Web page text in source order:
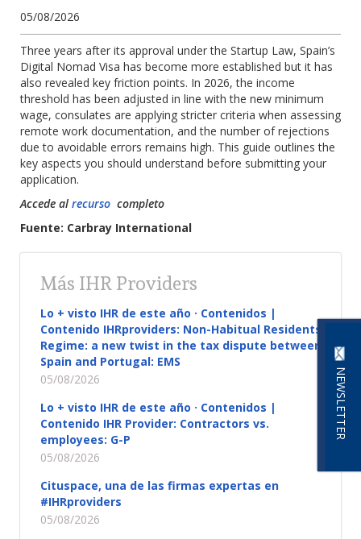
NEWSLETTER
05/08/2026
Three years after its approval under the Startup Law, Spain’s
Digital Nomad Visa has become more established but it has
also revealed key friction points. In 2026, the income
threshold has been adjusted in line with the new minimum
wage, consulates are applying stricter criteria when assessing
remote work documentation, and the number of rejections
due to avoidable errors remains high. This guide outlines the
key aspects you should understand before submitting your
application.
Accede al recurso completo
Fuente: Carbray International
Más IHR Providers
Lo + visto IHR de este año · Contenidos |
Contenido IHRproviders: Non-Habitual Residents
Regime: a new twist in the tax dispute between
Spain and Portugal: EMS
05/08/2026
Lo + visto IHR de este año · Contenidos |
Contenido IHR Provider: Contractors vs.
employees: G-P
05/08/2026
Cituspace, una de las firmas expertas en
#IHRproviders
05/08/2026